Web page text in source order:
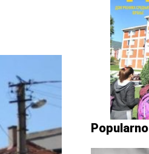
Popularno